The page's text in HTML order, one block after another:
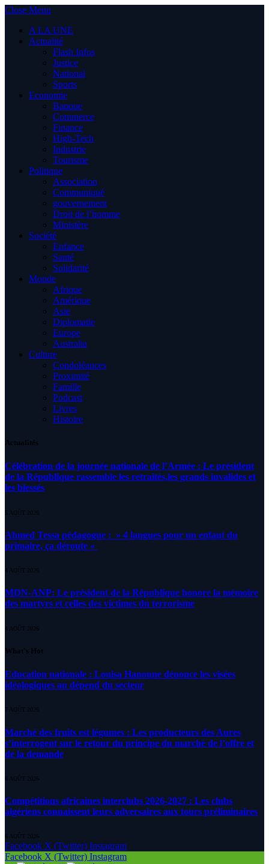
Close Menu
A LA UNE
Actualité
Flash Infos
Justice
National
Sports
Economie
Banque
Commerce
Finance
High-Tech
Industrie
Tourisme
Politique
Association
Communiqué
gouvernement
Droit de l’homme
Ministère
Société
Enfance
Santé
Solidarité
Monde
Afrique
Amérique
Asie
Diplomatie
Europe
Australia
Culture
Condoléances
Proximité
Famille
Podcast
Livres
Histoire
Actualités
Célébration de la journée nationale de l’Armée : Le président
de la République rassemble les retraités,les grands invalides et
les blessés
5 AOÛT 2026
Ahmed Tessa pédagogue : » 4 langues pour un enfant du
primaire, ça déroute «
4 AOÛT 2026
MDN-ANP: Le président de la République honore la mémoire
des martyrs et celles des victimes du terrorisme
4 AOÛT 2026
What's Hot
Education nationale : Louisa Hanoune dénonce les visées
idéologiques au dépend du secteur
7 AOÛT 2026
Marché des fruits est légumes : Les producteurs des Aures
s’interrogent sur le retour du principe du marché de l’offre et
de la demande
6 AOÛT 2026
Compétitions africaines interclubs 2026-2027 : Les clubs
algériens connaissent leurs adversaires aux tours préliminaires
6 AOÛT 2026
Facebook X (Twitter) Instagram
Facebook X (Twitter) Instagram